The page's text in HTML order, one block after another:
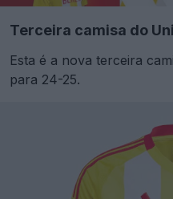
Terceira camisa do
Esta é a nova terceira
para 24-25.